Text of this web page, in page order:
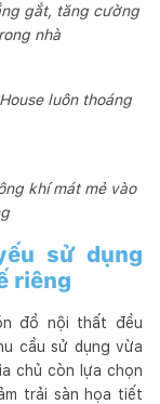
gắt, tăng cường
nhà
luôn thoáng
khí mát mẻ vào
sử dụng
riêng
đồ nội thất đều
cầu sử dụng vừa
chủ còn lựa chọn
trải sàn họa tiết